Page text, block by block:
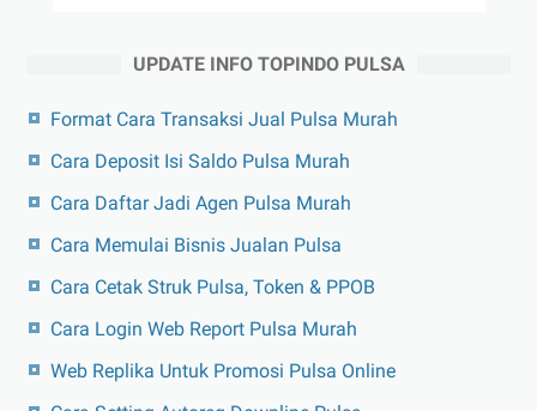
UPDATE INFO TOPINDO PULSA
Format Cara Transaksi Jual Pulsa Murah
Cara Deposit Isi Saldo Pulsa Murah
Cara Daftar Jadi Agen Pulsa Murah
Cara Memulai Bisnis Jualan Pulsa
Cara Cetak Struk Pulsa, Token & PPOB
Cara Login Web Report Pulsa Murah
Web Replika Untuk Promosi Pulsa Online